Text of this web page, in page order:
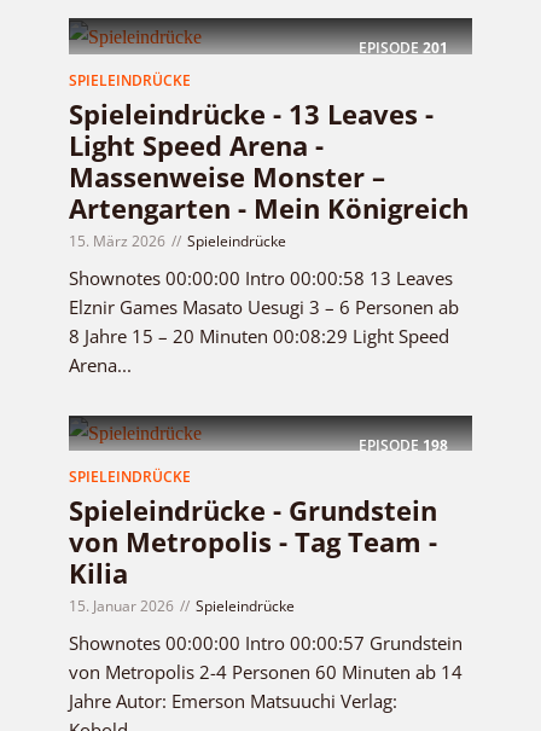
EPISODE201
SPIELEINDRÜCKE
Spieleindrücke - 13 Leaves -
Light Speed Arena -
Massenweise Monster –
Artengarten - Mein Königreich
15. März 2026 Spieleindrücke
Shownotes 00:00:00 Intro 00:00:58 13 Leaves
Elznir Games Masato Uesugi 3 – 6 Personen ab
8 Jahre 15 – 20 Minuten 00:08:29 Light Speed
Arena...
EPISODE198
SPIELEINDRÜCKE
Spieleindrücke - Grundstein
von Metropolis - Tag Team -
Kilia
15. Januar 2026 Spieleindrücke
Shownotes 00:00:00 Intro 00:00:57 Grundstein
von Metropolis 2-4 Personen 60 Minuten ab 14
Jahre Autor: Emerson Matsuuchi Verlag: